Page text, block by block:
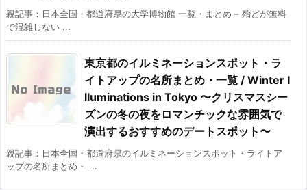
親記事：日本全国・都道府県の大学博物館 一覧・まとめ – 殆どが無料
で混雑しない ...
東京都のイルミネーションスポット・ラ
イトアップの名所まとめ・一覧 / Winter I
lluminations in Tokyo 〜クリスマスシー
ズンの冬の夜をロマンチックな雰囲気で
演出するおすすめのデートスポット〜
親記事：日本全国・都道府県のイルミネーションスポット・ライトア
ップの名所まとめ・ ...